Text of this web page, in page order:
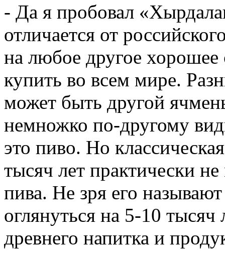
- Да я пробовал
отличается от
на любое другое хорошее
купить во всем мире.
может быть другой
немножко по-другому
это пиво. Но
тысяч лет практически
пива. Не зря его
оглянуться на 5-10 тысяч
древнего напитка и